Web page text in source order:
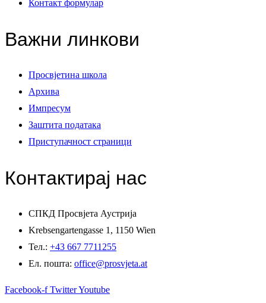
Контакт формулар
Важни линкови
Просвјетина школа
Архива
Импресум
Заштита података
Приступачност страници
Контактирај нас
СПКД Просвјета Аустрија
Krebsengartengasse 1, 1150 Wien
Тел.: +43 667 7711255
Ел. пошта: office@prosvjeta.at
Facebook-f TwitterYoutube